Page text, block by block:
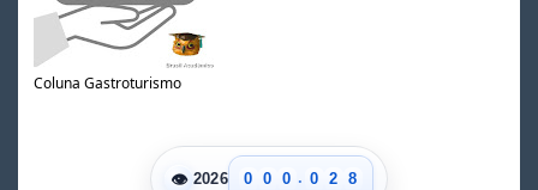
Coluna Gastroturismo
👁 2026
0
0
0 . 0
1
2
7
8